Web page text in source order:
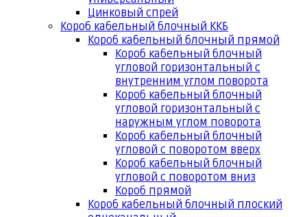
Цинковый спрей
Короб кабельный блочный ККБ
Короб кабельный блочный прямой
Короб кабельный блочный
угловой горизонтальный с
внутренним углом поворота
Короб кабельный блочный
угловой горизонтальный с
наружным углом поворота
Короб кабельный блочный
угловой с поворотом вверх
Короб кабельный блочный
угловой с поворотом вниз
Короб прямой
Короб кабельный блочный плоский